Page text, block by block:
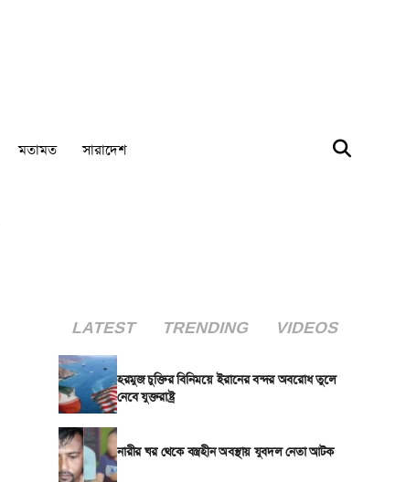
মতামত সারাদেশ
LATEST TRENDING VIDEOS
হরমুজ চুক্তির বিনিময়ে ইরানের বন্দর অবরোধ তুলে
নেবে যুক্তরাষ্ট্র
নারীর ঘর থেকে বস্ত্রহীন অবস্থায় যুবদল নেতা আটক